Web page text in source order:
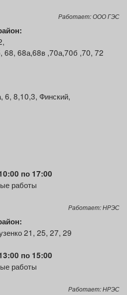
Работает: ООО ГЭС
68а,68в ,70а,70б ,70, 72
6, 8,10,3, Финский,
по 17:00
работы
Работает: НРЭС
21, 25, 27, 29
по 15:00
работы
Работает: НРЭС